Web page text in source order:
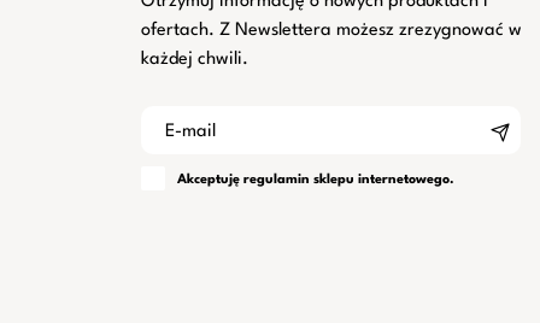
ofertach. Z Newslettera możesz zrezygnować w
każdej chwili.
Akceptuję regulamin sklepu internetowego.